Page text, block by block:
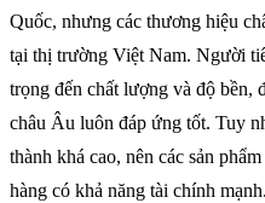
Quốc, nhưng các thương hiệu
tại thị trường Việt Nam. Người
trọng đến chất lượng và độ bền,
châu Âu luôn đáp ứng tốt. Tuy
thành khá cao, nên các sản
hàng có khả năng tài chính